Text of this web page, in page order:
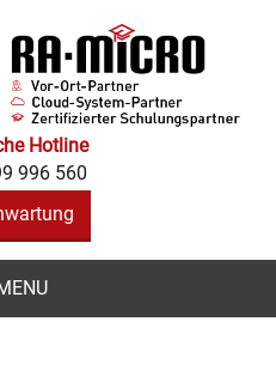
RA NET
SOLUTIONS -
IHR RA-MICRO
PARTNER IN
ALLEN
BELANGEN
Hotline
996 560